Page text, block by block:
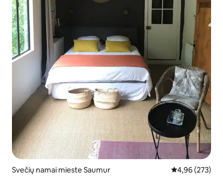
Svečių namai mieste Saumur Vidutinis
4,96 (273)